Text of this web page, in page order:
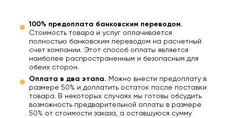
100% предоплата банковским переводом.
Стоимость товара и услуг оплачивается
полностью банковским переводом на расчетный
счет компании. Этот способ оплаты является
наиболее распространенным и безопасным для
обеих сторон.
Оплата в два этапа. Можно внести предоплату в
размере 50% и доплатить остаток после поставки
товара. В некоторых случаях мы готовы обсудить
возможность предварительной оплаты в размере
50% от стоимости заказа, а оставшуюся сумму